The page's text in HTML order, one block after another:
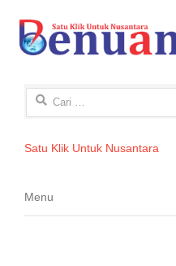
Cari
Satu Klik Untuk Nusantara
Menu
Menu